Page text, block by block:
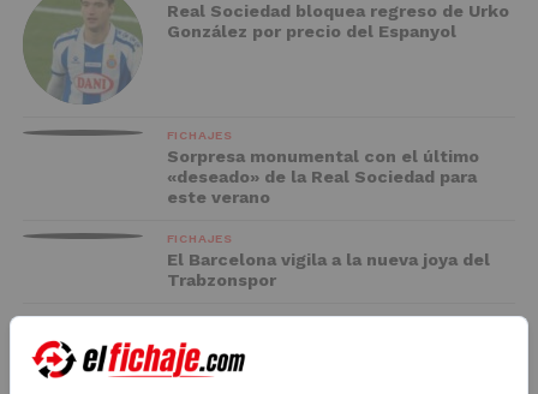
Real Sociedad bloquea regreso de Urko
González por precio del Espanyol
FICHAJES
Sorpresa monumental con el último
«deseado» de la Real Sociedad para
este verano
FICHAJES
El Barcelona vigila a la nueva joya del
Trabzonspor
FC BARCELONA
El Racing negocia la cesión de Marc
Casadó en su vuelta a Primera División